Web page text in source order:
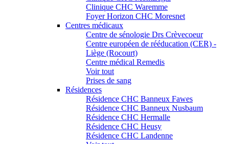
Clinique CHC Waremme
Foyer Horizon CHC Moresnet
Centres médicaux
Centre de sénologie Drs Crèvecoeur
Centre européen de rééducation (CER) -
Liège (Rocourt)
Centre médical Remedis
Voir tout
Prises de sang
Résidences
Résidence CHC Banneux Fawes
Résidence CHC Banneux Nusbaum
Résidence CHC Hermalle
Résidence CHC Heusy
Résidence CHC Landenne